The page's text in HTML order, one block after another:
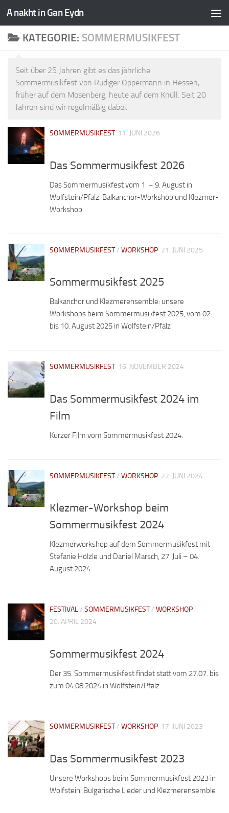
A nakht in Gan Eydn
KATEGORIE: SOMMERMUSIKFEST
Seit über 25 Jahren gibt es das jährliche
Sommermusikfest von Rüdiger Oppermann in Hessen,
früher auf dem Mosenberg, heute auf dem Knüll. Seit 20
Jahren sind wir regelmäßig dabei.
SOMMERMUSIKFEST 11. JUNI 2026
Das Sommermusikfest 2026
Das Sommermusikfest vom 1. – 9. August in
Wolfstein/Pfalz. Balkanchor-Workshop und Klezmer-
Workshop.
SOMMERMUSIKFEST/ WORKSHOP 21. JUNI 2025
Sommermusikfest 2025
Balkanchor und Klezmerensemble: unsere
Workshops beim Sommermusikfest 2025, vom 02.
bis 10. August 2025 in Wolfstein/Pfalz
SOMMERMUSIKFEST 16. NOVEMBER 2024
Das Sommermusikfest 2024 im
Film
Kurzer Film vom Sommermusikfest 2024.
SOMMERMUSIKFEST/ WORKSHOP 22. JUNI 2024
Klezmer-Workshop beim
Sommermusikfest 2024
Klezmerworkshop auf dem Sommermusikfest mit
Stefanie Hölzle und Daniel Marsch, 27. Juli – 04.
August 2024
FESTIVAL/ SOMMERMUSIKFEST/ WORKSHOP
20. APRIL 2024
Sommermusikfest 2024
Der 35. Sommermusikfest findet statt vom 27.07. bis
zum 04.08.2024 in Wolfstein/Pfalz.
SOMMERMUSIKFEST/ WORKSHOP 17. JUNI 2023
Das Sommermusikfest 2023
Unsere Workshops beim Sommermusikfest 2023 in
Wolfstein: Bulgarische Lieder und Klezmerensemble